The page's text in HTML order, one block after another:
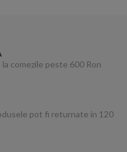
comezile peste 600 Ron
pot fi returnate in 120